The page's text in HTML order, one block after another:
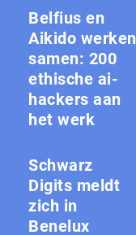
Belfius en
Aikido werken
samen: 200
ethische ai-
hackers aan
het werk
Schwarz
Digits meldt
zich in
Benelux